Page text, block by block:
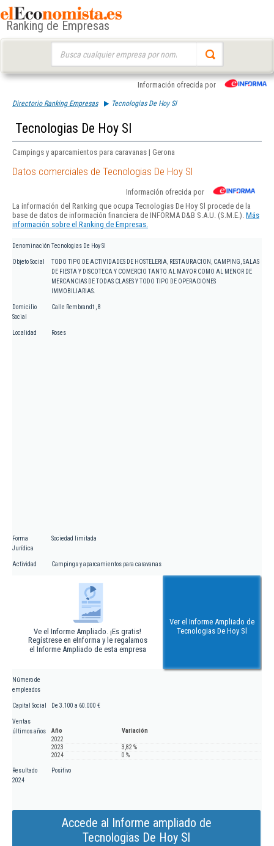
Ranking de Empresas
Información ofrecida por
Directorio Ranking Empresas Tecnologias De Hoy Sl
Tecnologias De Hoy Sl
Campings y aparcamientos para caravanas | Gerona
Datos comerciales de Tecnologias De Hoy Sl
Información ofrecida por
La información del Ranking que ocupa Tecnologias De Hoy Sl procede de la
base de datos de información financiera de INFORMA D&B S.A.U. (S.M.E.). Más
información sobre el Ranking de Empresas.
Denominación Tecnologias De Hoy Sl
Objeto Social
TODO TIPO DE ACTIVIDADES DE HOSTELERIA, RESTAURACION, CAMPING, SALAS
DE FIESTA Y DISCOTECA Y COMERCIO TANTO AL MAYOR COMO AL MENOR DE
MERCANCIAS DE TODAS CLASES Y TODO TIPO DE OPERACIONES
IMMOBILIARIAS.
Domicilio
Social
Calle Rembrandt , 8
Localidad Roses
Forma
Jurídica
Sociedad limitada
Actividad Campings y aparcamientos para caravanas
Ve el Informe Ampliado. ¡Es gratis!
Regístrese en eInforma y le regalamos
el Informe Ampliado de esta empresa
Ver el Informe Ampliado de
Tecnologias De Hoy Sl
Número de
empleados
Capital Social De 3.100 a 60.000 €
Ventas
últimos años
Año
Variación
2022
2023
3,82 %
2024
0 %
Resultado
2024
Positivo
Accede al Informe ampliado de
Tecnologias De Hoy Sl